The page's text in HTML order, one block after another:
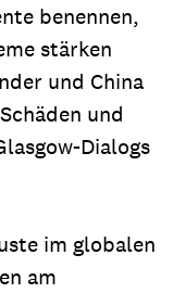
benennen,
stärken
und China
und
Dialogs
im globalen
am